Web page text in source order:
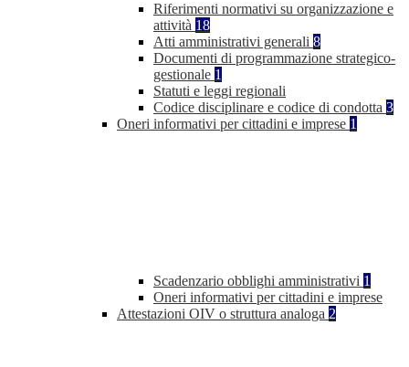
Riferimenti normativi su organizzazione e
attività 18
Atti amministrativi generali 8
Documenti di programmazione strategico-
gestionale 1
Statuti e leggi regionali
Codice disciplinare e codice di condotta 3
Oneri informativi per cittadini e imprese 1
Scadenzario obblighi amministrativi 1
Oneri informativi per cittadini e imprese
Attestazioni OIV o struttura analoga 2